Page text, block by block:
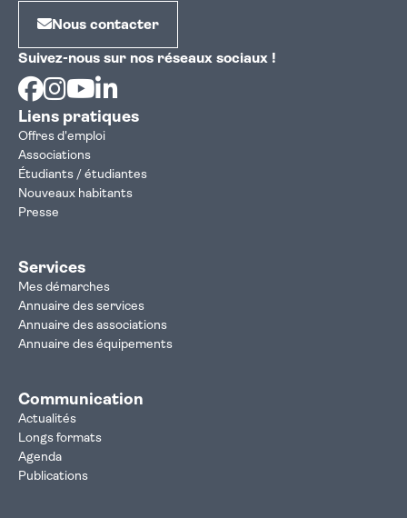
Nous contacter
Suivez-nous sur nos réseaux sociaux !
Facebook
Instagram
Youtube
Liens pratiques
Offres d'emploi
Associations
Étudiants / étudiantes
Nouveaux habitants
Presse
Services
Mes démarches
Annuaire des services
Annuaire des associations
Annuaire des équipements
Communication
Actualités
Longs formats
Agenda
Publications